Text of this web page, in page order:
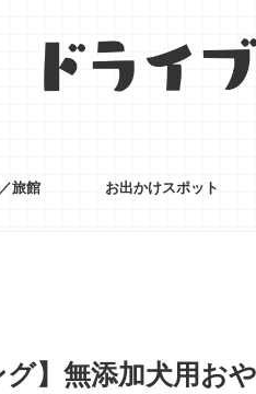
旅館 お出かけスポット
グ】無添加犬用お